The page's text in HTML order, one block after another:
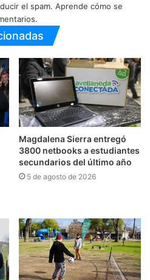
el spam. Aprende cómo se
Magdalena Sierra entregó
3800 netbooks a estudiantes
secundarios del último año
5 de agosto de 2026